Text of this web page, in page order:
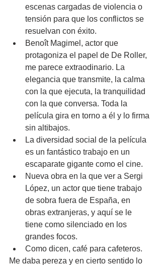
escenas cargadas de violencia o
tensión para que los conflictos se
resuelvan con éxito.
Benoît Magimel, actor que
protagoniza el papel de De Roller,
me parece extraodinario. La
elegancia que transmite, la calma
con la que ejecuta, la tranquilidad
con la que conversa. Toda la
película gira en torno a él y lo firma
sin altibajos.
La diversidad social de la película
es un fantástico trabajo en un
escaparate gigante como el cine.
Nueva obra en la que ver a Sergi
López, un actor que tiene trabajo
de sobra fuera de España, en
obras extranjeras, y aquí se le
tiene como silenciado en los
grandes focos.
Como dicen, café para cafeteros.
Me daba pereza y en cierto sentido lo